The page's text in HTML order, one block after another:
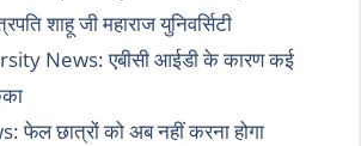
शाहू जी महाराज युनिवर्सिटी
News: एबीसी आईडी के कारण कई
फेल छात्रों को अब नहीं करना होगा